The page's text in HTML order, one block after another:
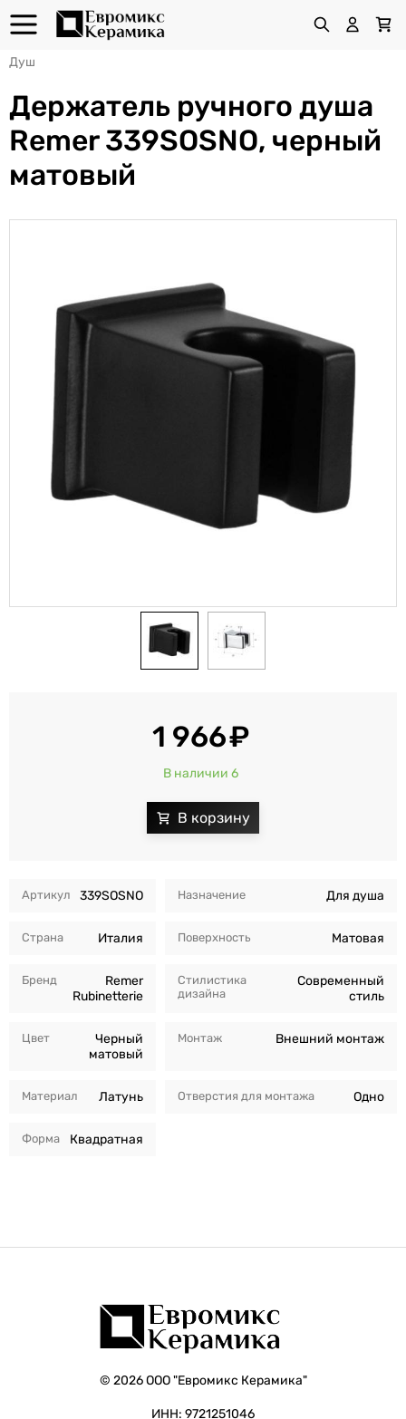
Душ
Держатель ручного душа
Remer 339SOSNO, черный
матовый
Артикул 339SOSNO
Страна Италия
Бренд
Remer
Rubinetterie
Цвет
Черный
матовый
Материал Латунь
Форма Квадратная
Назначение Для душа
Поверхность Матовая
Стилистика
дизайна
Современный
стиль
Монтаж Внешний монтаж
Отверстия для монтажа Одно
1 966
В наличии 6
© 2026 ООО "Евромикс Керамика"
ИНН: 9721251046